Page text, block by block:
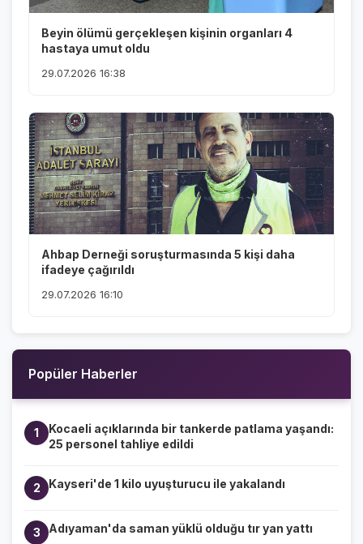
Beyin ölümü gerçekleşen kişinin organları 4
hastaya umut oldu
29.07.2026 16:38
Ahbap Derneği soruşturmasında 5 kişi daha
ifadeye çağırıldı
29.07.2026 16:10
Popüler Haberler
1
Kocaeli açıklarında bir tankerde patlama yaşandı:
25 personel tahliye edildi
2 Kayseri'de 1 kilo uyuşturucu ile yakalandı
3 Adıyaman'da saman yüklü olduğu tır yan yattı